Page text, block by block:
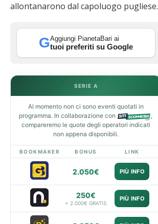
allontanarono dal capoluogo pugliese.
GAggiungi PianetaBari ai
tuoi preferiti su Google
SERIE A
Al momento non ci sono eventi quotati in
programma. In collaborazione con
,
compareremo le quote degli operatori indicati
non appena disponibili.
BOOKMAKER BONUS LINK
2.050€ PIÙ INFO
250€
+ 2.000€ GRATIS
PIÙ INFO